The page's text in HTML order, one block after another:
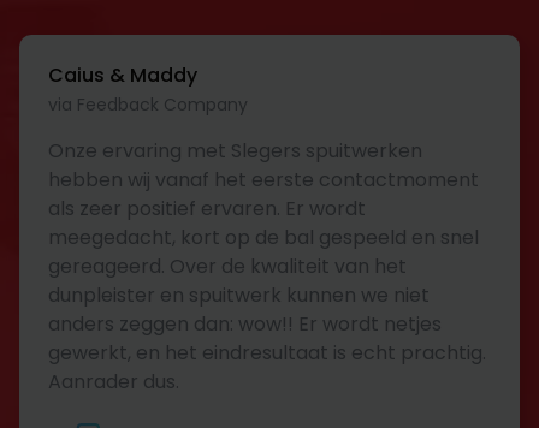
Caius & Maddy
via Feedback Company
Onze ervaring met Slegers spuitwerken
hebben wij vanaf het eerste contactmoment
als zeer positief ervaren. Er wordt
meegedacht, kort op de bal gespeeld en snel
gereageerd. Over de kwaliteit van het
dunpleister en spuitwerk kunnen we niet
anders zeggen dan: wow!! Er wordt netjes
gewerkt, en het eindresultaat is echt prachtig.
Aanrader dus.